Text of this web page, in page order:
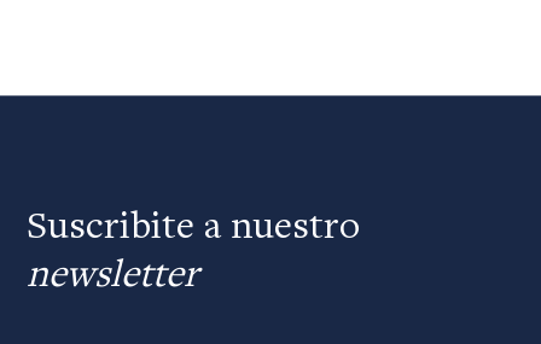
Suscribite a nuestro
newsletter